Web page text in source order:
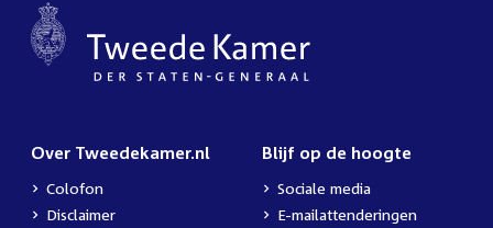
Over Tweedekamer.nl
Colofon
Disclaimer
Blijf op de hoogte
Sociale media
E-mailattenderingen